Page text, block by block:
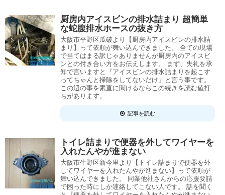
厨房内アイスビンの排水詰まり 超簡単
な蛇腹排水ホースの抜き方
大阪市平野区瓜破より【厨房内アイスビンの排水詰
まり】って依頼が舞い込んできました。 全ての現場
で当てはまる訳じゃありませんが厨房内のアイスビ
ンとの付き合い方をお伝えします。 まず、失礼を承
知で言いますと『アイスビンの排水詰まりを起こす
ってちゃんと掃除をしてないだけ』と言う事です。
この辺の事を素直に聞けるならこの続きを読む値打
ちがあります。
記事を読む
トイレ詰まりで便器を外してワイヤーを
入れたんやが進まない
大阪市生野区新今里より【トイレ詰まりで便器を外
してワイヤーを入れたんやが進まない】って依頼が
舞い込んできました。 同業他社さんからの応援要請
で困った時にしか連絡してこない人です。 話を聞く